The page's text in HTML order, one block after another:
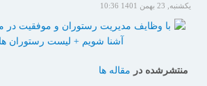
یکشنبه, 23 بهمن 1401 10:36
منتشرشده در مقاله ها